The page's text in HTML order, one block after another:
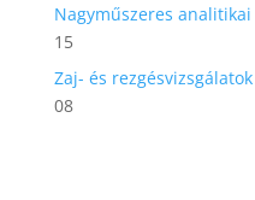
Nagyműszeres
15
Zaj- és
08